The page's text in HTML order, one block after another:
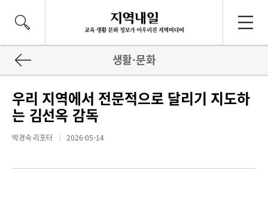
생활·문화
우리 지역에서 전문적으로 달리기 지도하
는 김선옥 감독
박경숙 리포터 2026-05-14